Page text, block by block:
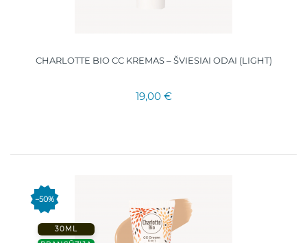
CHARLOTTE BIO CC KREMAS – ŠVIESIAI ODAI (LIGHT)
19,00 €
−50%
30ML